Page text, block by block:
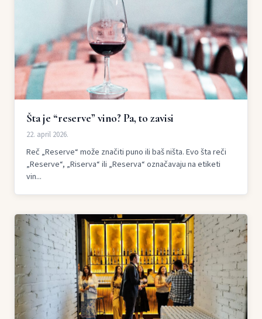
Šta je “reserve” vino? Pa, to zavisi
22. april 2026.
Reč „Reserve“ može značiti puno ili baš ništa. Evo šta reči
„Reserve“, „Riserva“ ili „Reserva“ označavaju na etiketi
vin...